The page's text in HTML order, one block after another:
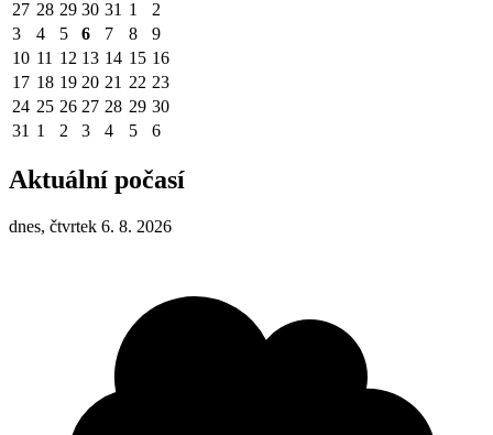
27 28 29 30 31 1
2
3
4 5 6 7 8
9
10 11 12 13 14 15 16
17 18 19 20 21 22 23
24 25 26 27 28 29 30
31 1 2 3 4 5 6
Aktuální počasí
dnes, čtvrtek 6. 8. 2026